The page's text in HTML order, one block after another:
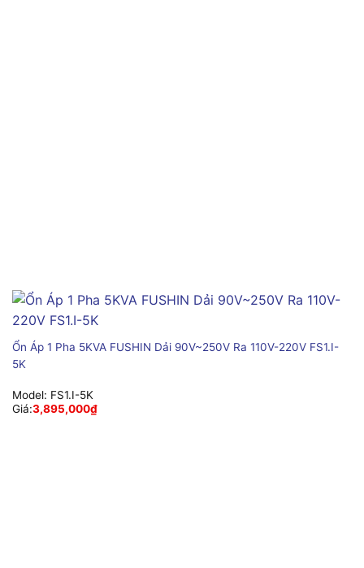
Ổn Áp 1 Pha 5KVA FUSHIN Dải 90V~250V Ra 110V-220V FS1.I-
5K
Model: FS1.I-5K
Giá:3,895,000₫